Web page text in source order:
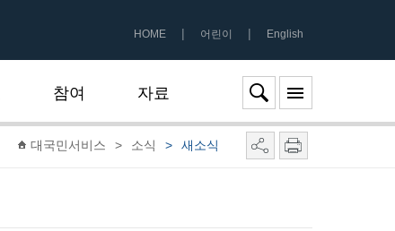
HOME | 어린이 | English
참여 자료
대국민서비스 > 소식 > 새소식